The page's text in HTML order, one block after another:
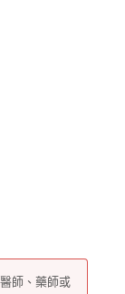
師、藥師或